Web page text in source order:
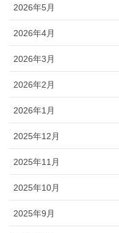
2026年5月
2026年4月
2026年3月
2026年2月
2026年1月
2025年12月
2025年11月
2025年10月
2025年9月